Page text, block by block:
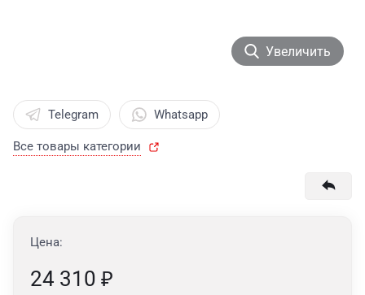
Увеличить
Telegram Whatsapp
Все товары категории
Цена:
24 310 ₽